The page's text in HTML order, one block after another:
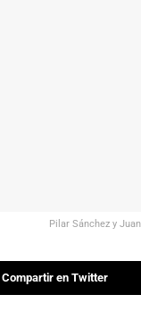
Pilar Sánchez y
Compartir en Twitter